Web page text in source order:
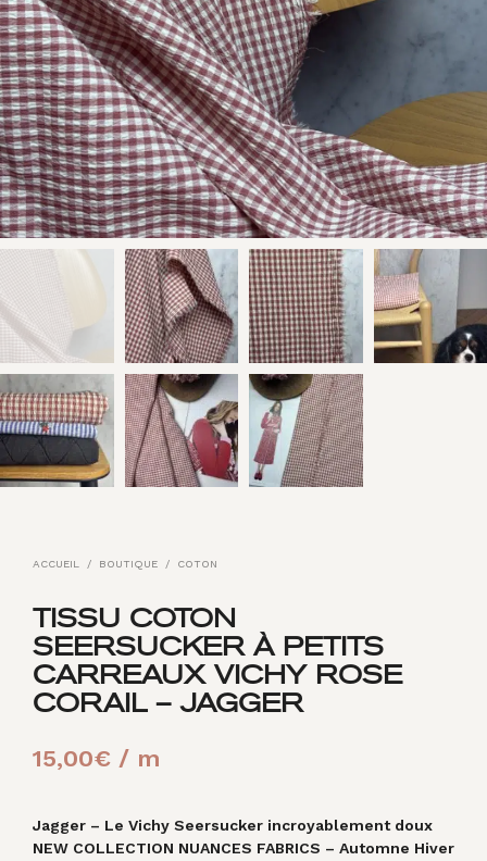
ACCUEIL / BOUTIQUE / COTON
TISSU COTON
SEERSUCKER À PETITS
CARREAUX VICHY ROSE
CORAIL – JAGGER
15,00€ / m
Jagger – Le Vichy Seersucker incroyablement doux
NEW COLLECTION NUANCES FABRICS – Automne Hiver